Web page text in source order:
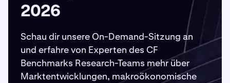
2026
Schau dir unsere On-Demand-Sitzung an
und erfahre von Experten des CF
Benchmarks Research-Teams mehr über
Marktentwicklungen, makroökonomische